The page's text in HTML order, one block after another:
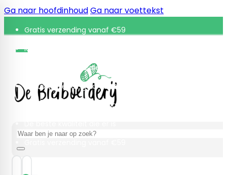
Ga naar hoofdinhoudGa naar voettekst
Gratis verzending vanaf €59
Retourneren binnen 30 dagen
De beste kwaliteit die er is
Gratis verzending vanaf €59
Retourneren binnen 30 dagen
Zoeken